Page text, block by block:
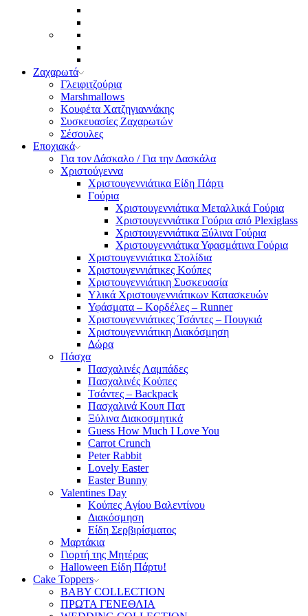
Ζαχαρωτά
Γλειφιτζούρια
Marshmallows
Κουφέτα Χατζηγιαννάκης
Συσκευασίες Ζαχαρωτών
Σέσουλες
Εποχιακά
Για τον Δάσκαλο / Για την Δασκάλα
Χριστούγεννα
Χριστουγεννιάτικα Είδη Πάρτι
Γούρια
Χριστουγεννιάτικα Μεταλλικά Γούρια
Χριστουγεννιάτικα Γούρια από Plexiglass
Χριστουγεννιάτικα Ξύλινα Γούρια
Χριστουγεννιάτικα Υφασμάτινα Γούρια
Χριστουγεννιάτικα Στολίδια
Χριστουγεννιάτικες Κούπες
Χριστουγεννιάτικη Συσκευασία
Υλικά Χριστουγεννιάτικων Κατασκευών
Υφάσματα – Κορδέλες – Runner
Χριστουγεννιάτικες Τσάντες – Πουγκιά
Χριστουγεννιάτικη Διακόσμηση
Δώρα
Πάσχα
Πασχαλινές Λαμπάδες
Πασχαλινές Κούπες
Τσάντες – Backpack
Πασχαλινά Κουπ Πατ
Ξύλινα Διακοσμητικά
Guess How Much I Love You
Carrot Crunch
Peter Rabbit
Lovely Easter
Easter Bunny
Valentines Day
Κούπες Aγίου Βαλεντίνου
Διακόσμηση
Είδη Σερβιρίσματος
Μαρτάκια
Γιορτή της Μητέρας
Halloween Είδη Πάρτυ!
Cake Toppers
BABY COLLECTION
ΠΡΩΤΑ ΓΕΝΕΘΛΙΑ